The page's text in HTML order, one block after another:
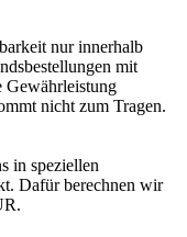
nur innerhalb
mit
Gewährleistung
nicht zum Tragen.
in speziellen
Dafür berechnen wir